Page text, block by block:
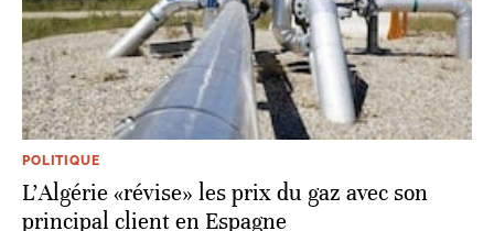
POLITIQUE
L'Algérie «révise» les prix du gaz avec son
principal client en Espagne